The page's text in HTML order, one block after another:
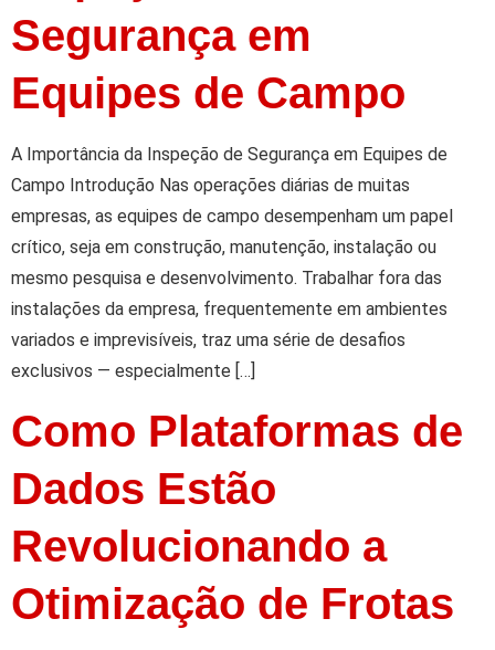
Segurança em
Equipes de Campo
A Importância da Inspeção de Segurança em Equipes de
Campo Introdução Nas operações diárias de muitas
empresas, as equipes de campo desempenham um papel
crítico, seja em construção, manutenção, instalação ou
mesmo pesquisa e desenvolvimento. Trabalhar fora das
instalações da empresa, frequentemente em ambientes
variados e imprevisíveis, traz uma série de desafios
exclusivos — especialmente […]
Como Plataformas de
Dados Estão
Revolucionando a
Otimização de Frotas